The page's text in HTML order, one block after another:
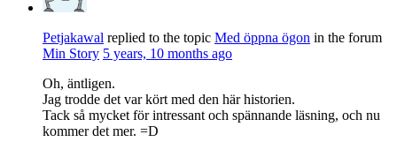
Petjakawal replied to the topic Med öppna ögon in the forum
Min Story 5 years, 10 months ago
Oh, äntligen.
Jag trodde det var kört med den här historien.
Tack så mycket för intressant och spännande läsning, och nu
kommer det mer. =D